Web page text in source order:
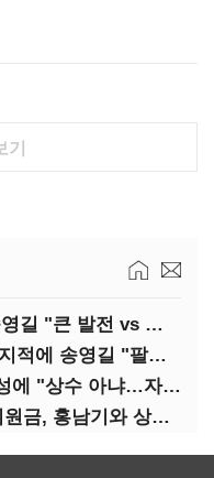
기
엇갈린 문재인정부 평가…송영길 "큰 발전 vs 이준석 "기본 점수"
이준석 "공수처, 무능 입증" 지적에 송영길 "팔다리 자른 게 국민의힘"
이준석, 안철수 단일화 가능성에 "상수 아냐…자의식 과잉"
(영상)송영길 "전국민 재난지원금, 홍남기와 상의·이재명 뜻 존중"